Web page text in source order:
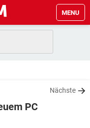
MENU
Nächste
PC